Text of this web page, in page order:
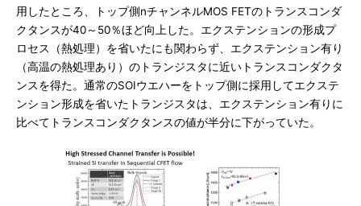
用したところ、トップ側nチャンネルMOS FETのトランスコンダ
クタンスが40～50％ほど向上した。エクステンションの形成プ
ロセス（熱処理）を省いたにも関わらず、エクステンション有り
（高温の熱処理あり）のトランジスタに近いトランスコンダクタ
ンスを得た。通常のSOIウエハーをトップ側に採用してエクステ
ンション形成を省いたトランジスタは、エクステンション有りに
比べてトランスコンダクタンスの値が半分に下がっていた。